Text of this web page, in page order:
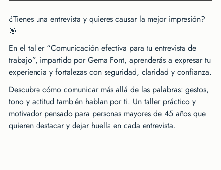
¿Tienes una entrevista y quieres causar la mejor impresión?
🎯
En el taller “Comunicación efectiva para tu entrevista de
trabajo”, impartido por Gema Font, aprenderás a expresar tu
experiencia y fortalezas con seguridad, claridad y confianza.
Descubre cómo comunicar más allá de las palabras: gestos,
tono y actitud también hablan por ti. Un taller práctico y
motivador pensado para personas mayores de 45 años que
quieren destacar y dejar huella en cada entrevista.